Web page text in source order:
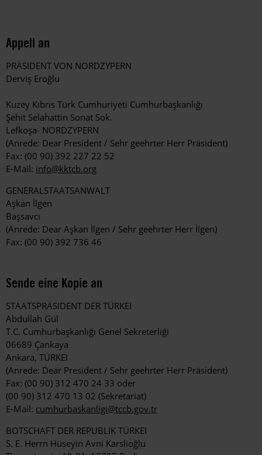
Appell an
PRÄSIDENT VON NORDZYPERN
Derviş Eroğlu
Kuzey Kıbrıs Türk Cumhuriyeti Cumhurbaşkanlığı
Şehit Selahattin Sonat Sok.
Lefkoşa- NORDZYPERN
(Anrede: Dear President / Sehr geehrter Herr Präsident)
Fax: (00 90) 392 227 22 52
E-Mail: info@kktcb.org
GENERALSTAATSANWALT
Aşkan İlgen
Başsavcı
(Anrede: Dear Aşkan İlgen / Sehr geehrter Herr İlgen)
Fax: (00 90) 392 736 46
Sende eine Kopie an
STAATSPRÄSIDENT DER TÜRKEI
Abdullah Gül
T.C. Cumhurbaşkanlığı Genel Sekreterliği
06689 Çankaya
Ankara, TÜRKEI
(Anrede: Dear President / Sehr geehrter Herr Präsident)
Fax: (00 90) 312 470 24 33 oder
(00 90) 312 470 13 02 (Sekretariat)
E-Mail: cumhurbaskanligi@tccb.gov.tr
BOTSCHAFT DER REPUBLIK TÜRKEI
S. E. Herrn Hüseyin Avni Karslioğlu